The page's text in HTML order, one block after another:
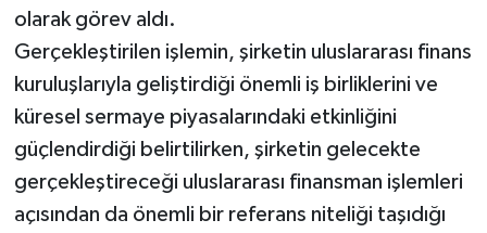
olarak görev aldı.
Gerçekleştirilen işlemin, şirketin uluslararası finans
kuruluşlarıyla geliştirdiği önemli iş birliklerini ve
küresel sermaye piyasalarındaki etkinliğini
güçlendirdiği belirtilirken, şirketin gelecekte
gerçekleştireceği uluslararası finansman işlemleri
açısından da önemli bir referans niteliği taşıdığı